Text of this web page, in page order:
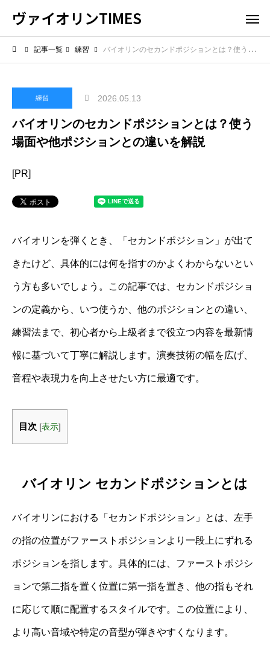
ヴァイオリンTIMES
記事一覧 練習 バイオリンのセカンドポジションとは？使う場面や他ポジションとの違いを解説
練習 2026.05.13
バイオリンのセカンドポジションとは？使う
場面や他ポジションとの違いを解説
[PR]
バイオリンを弾くとき、「セカンドポジション」が出て
きたけど、具体的には何を指すのかよくわからないとい
う方も多いでしょう。この記事では、セカンドポジショ
ンの定義から、いつ使うか、他のポジションとの違い、
練習法まで、初心者から上級者まで役立つ内容を最新情
報に基づいて丁寧に解説します。演奏技術の幅を広げ、
音程や表現力を向上させたい方に最適です。
目次 [表示]
バイオリン セカンドポジションとは
バイオリンにおける「セカンドポジション」とは、左手
の指の位置がファーストポジションより一段上にずれる
ポジションを指します。具体的には、ファーストポジシ
ョンで第二指を置く位置に第一指を置き、他の指もそれ
に応じて順に配置するスタイルです。この位置により、
より高い音域や特定の音型が弾きやすくなります。